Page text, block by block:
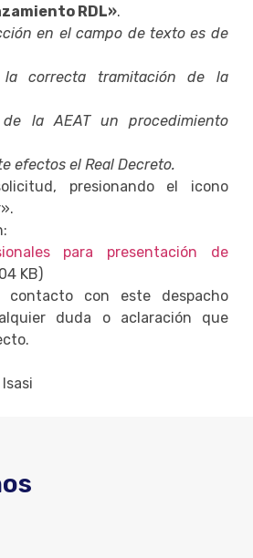
RDL».
en el campo de texto es de
la correcta tramitación de la
la AEAT un procedimiento
efectos el Real Decreto.
presionando el icono
para presentación de
KB)
contacto con este despacho
duda o aclaración que